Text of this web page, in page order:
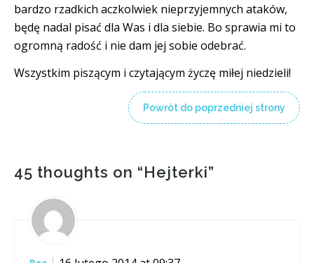
bardzo rzadkich aczkolwiek nieprzyjemnych ataków,
będę nadal pisać dla Was i dla siebie. Bo sprawia mi to
ogromną radość i nie dam jej sobie odebrać.
Wszystkim piszącym i czytającym życzę miłej niedzieli!
Powrót do poprzedniej strony
45 thoughts on “Hejterki”